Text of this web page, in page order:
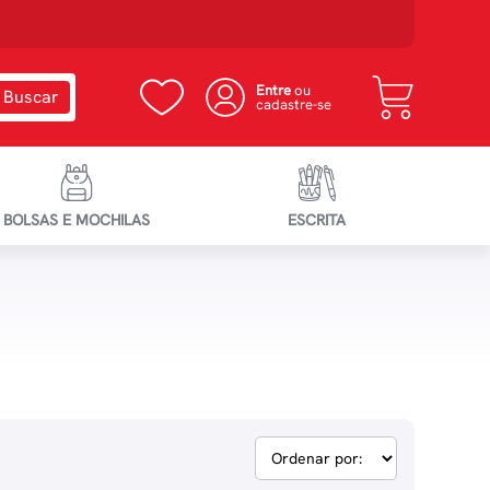
Entreou
cadastre-se
BOLSAS E MOCHILAS ESCRITA